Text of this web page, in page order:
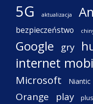
5G aktualizacja
bezpieczeństwo
Google gry
internet
Microsoft Niantic
Orange play plus